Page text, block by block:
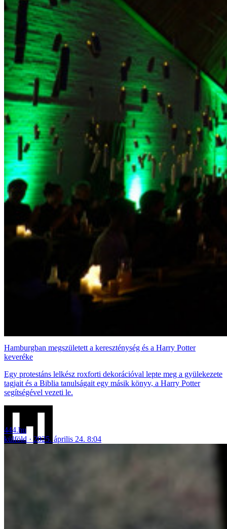
Hamburgban megszületett a kereszténység és a Harry Potter
keveréke
Egy protestáns lelkész roxforti dekorációval lepte meg a gyülekezete
tagjait és a Biblia tanulságait egy másik könyv, a Harry Potter
segítségével vezeti le.
444.hu
külföld
2025. április 24. 8:04